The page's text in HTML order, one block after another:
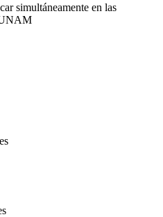
simultáneamente en las
UNAM